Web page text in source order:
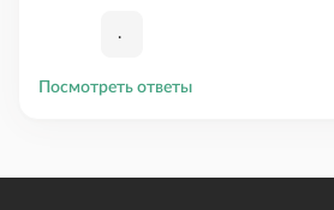
.
Посмотреть ответы